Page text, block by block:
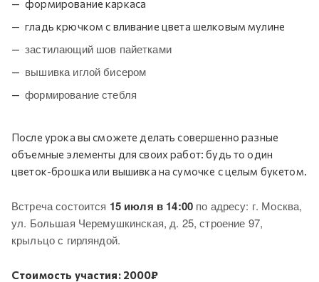
формирование каркаса
гладь крючком с вливание цвета шелковым мулине
застилающий шов пайетками
вышивка иглой бисером
формирование стебля
После урока вы сможете делать совершенно разные
объемные элементы для своих работ: будь то один
цветок-брошка или вышивка на сумочке с целым букетом.
Встреча состоится 15 июля в 14:00по адресу: г. Москва,
ул. Большая Черемушкинская, д. 25, строение 97,
крыльцо с гирляндой.
Стоимость участия: 2000₽